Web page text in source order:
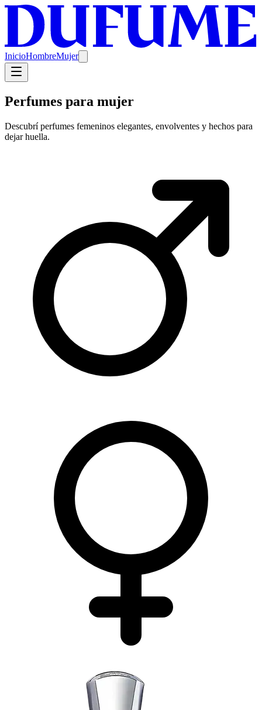
InicioHombreMujer
Perfumes para mujer
Descubrí perfumes femeninos elegantes, envolventes y hechos para
dejar huella.